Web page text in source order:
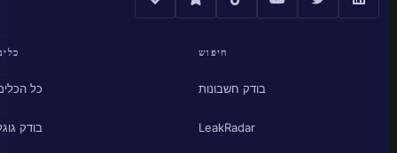
חיפוש
בודק חשבונות
LeakRadar
כלים
כל הכלים
בודק גוגל